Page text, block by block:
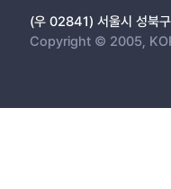
(우 02841) 서울시 성북
Copyright © 2005,